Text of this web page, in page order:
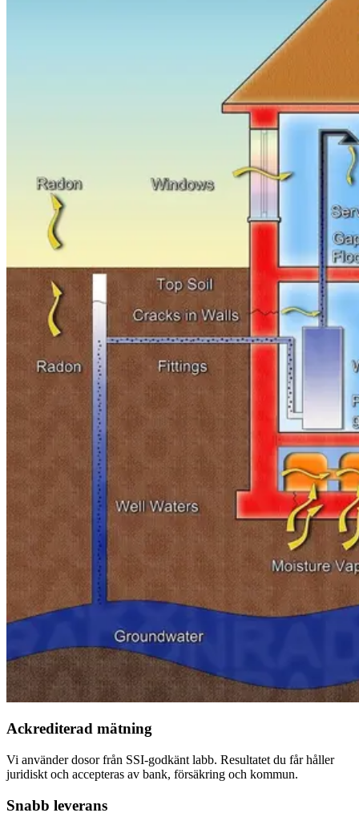
Ackrediterad mätning
Vi använder dosor från SSI-godkänt labb. Resultatet du får håller
juridiskt och accepteras av bank, försäkring och kommun.
Snabb leverans